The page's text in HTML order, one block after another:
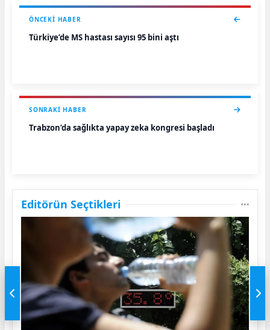
ÖNCEKI HABER
Türkiye’de MS hastası sayısı 95 bini aştı
SONRAKI HABER
Trabzon’da sağlıkta yapay zeka kongresi başladı
Editörün Seçtikleri